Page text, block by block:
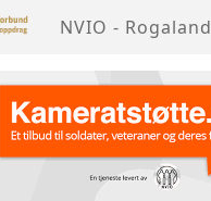
NVIO - Rogaland